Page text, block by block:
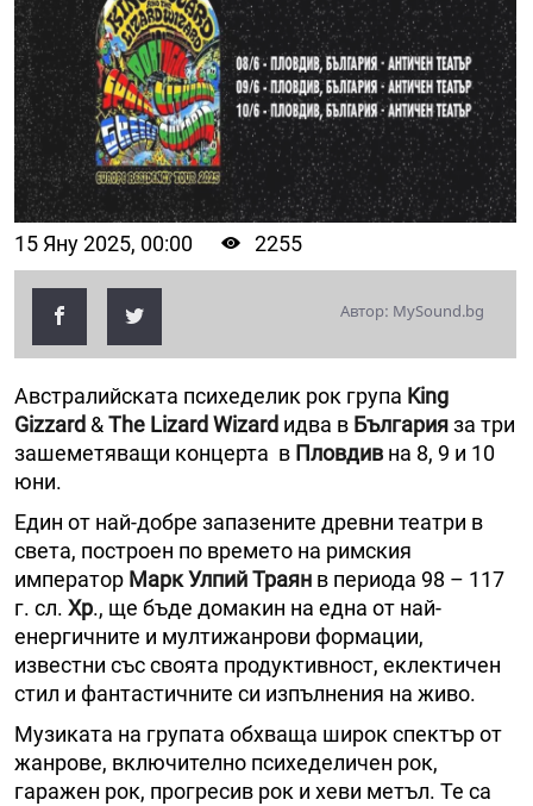
15 Яну 2025, 00:00 2255
Автор: MySound.bg
Австралийската психеделик рок група King
Gizzard &The Lizard Wizard идва в Българияза три
зашеметяващи концерта в Пловдив на 8, 9 и 10
юни.
Един от най-добре запазените древни театри в
света, построен по времето на римския
император Марк Улпий Траян в периода 98 – 117
г. сл. Хр., ще бъде домакин на една от най-
енергичните и мултижанрови формации,
известни със своята продуктивност, еклектичен
стил и фантастичните си изпълнения на живо.
Музиката на групата обхваща широк спектър от
жанрове, включително психеделичен рок,
гаражен рок, прогресив рок и хеви метъл. Те са